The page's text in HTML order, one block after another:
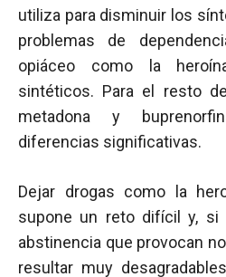
utiliza para disminuir los
problemas de
opiáceo como la
sintéticos. Para el resto
metadona y
diferencias significativas.
Dejar drogas como la
supone un reto difícil y, si
abstinencia que provocan
resultar muy